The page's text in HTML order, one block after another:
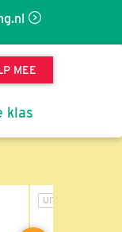
MEE
klas
UITGEVLOGEN